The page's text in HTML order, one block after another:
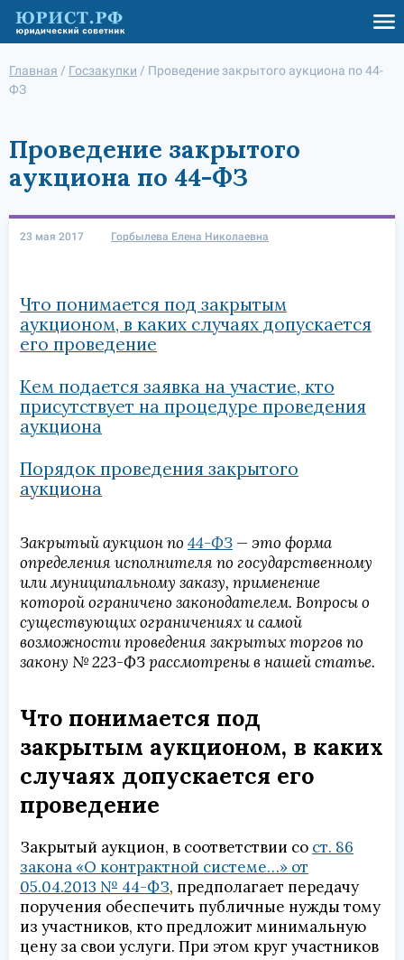
Главная / Госзакупки / Проведение закрытого аукциона по 44-
ФЗ
Проведение закрытого
аукциона по 44-ФЗ
23 мая 2017 Горбылева Елена Николаевна
Что понимается под закрытым
аукционом, в каких случаях допускается
его проведение
Кем подается заявка на участие, кто
присутствует на процедуре проведения
аукциона
Порядок проведения закрытого
аукциона
Закрытый аукцион по 44-ФЗ — это форма
определения исполнителя по государственному
или муниципальному заказу, применение
которой ограничено законодателем. Вопросы о
существующих ограничениях и самой
возможности проведения закрытых торгов по
закону № 223-ФЗ рассмотрены в нашей статье.
Что понимается под
закрытым аукционом, в каких
случаях допускается его
проведение
Закрытый аукцион, в соответствии со ст. 86
закона «О контрактной системе…» от
05.04.2013 № 44-ФЗ, предполагает передачу
поручения обеспечить публичные нужды тому
из участников, кто предложит минимальную
цену за свои услуги. При этом круг участников